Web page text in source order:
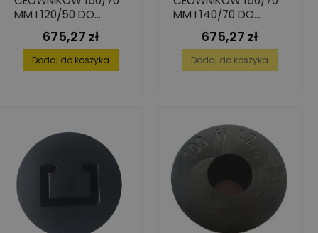
MM I 120/50 DO
KIELICHA 180 MM
Cena
675,27 zł
Dodaj do koszyka
MM I 140/70 DO
KIELICHA 180 MM
Cena
675,27 zł
Dodaj do koszyka